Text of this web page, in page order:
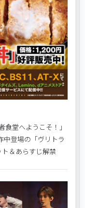
堂へようこそ！」
中登場の「ヴリトラ
＆あらすじ解禁